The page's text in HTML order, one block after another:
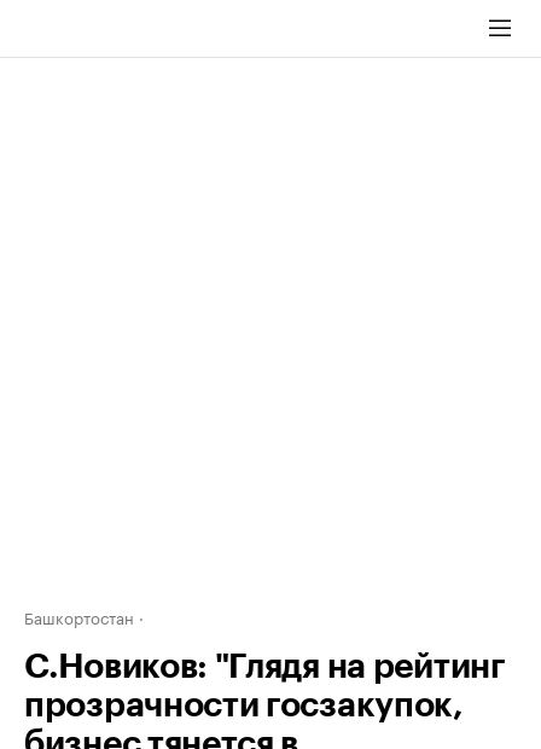
Башкортостан
С.Новиков: "Глядя на рейтинг
прозрачности госзакупок,